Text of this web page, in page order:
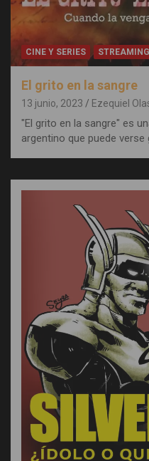
CINE Y SERIES STREAMING
El grito en la sangre
13 junio, 2023 Ezequiel
"El grito en la sangre" es
argentino que puede verse